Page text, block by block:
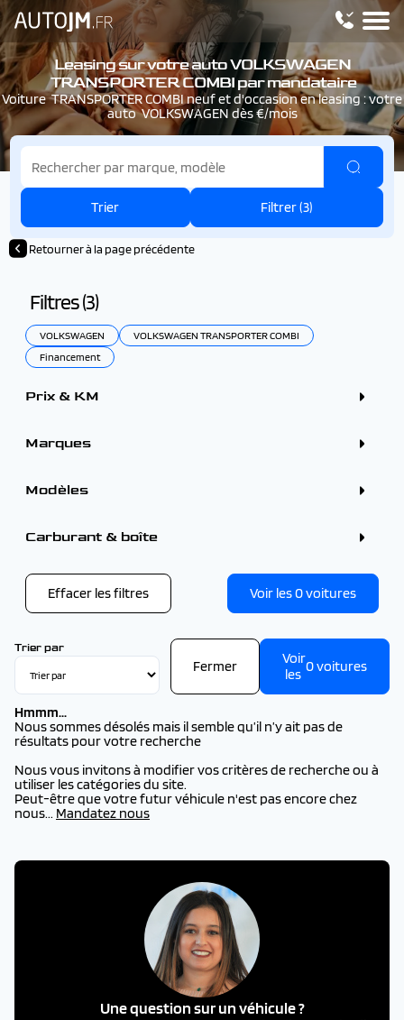
Leasing sur votre auto VOLKSWAGEN
TRANSPORTER COMBI par mandataire
Voiture TRANSPORTER COMBI neuf et d'occasion en leasing : votre
auto VOLKSWAGEN dès €/mois
Trier Filtrer (3)
Retourner à la page précédente
Filtres (3)
VOLKSWAGEN
VOLKSWAGEN TRANSPORTER COMBI
Financement
Prix & KM
Marques
CITROEN (75)
DS (18)
OMODA (1)
RENAULT (92)
TOYOTA (3)
VOLKSWAGEN (1)
VOLVO (1)
Modèles
VOLKSWAGEN
VOLKSWAGEN T-ROC (1)
Carburant & boîte
Effacer les filtres Voir les0voitures
Trier par
Fermer
Voir
les 0voitures
Hmmm...
Nous sommes désolés mais il semble qu’il n’y ait pas de
résultats pour votre recherche
Nous vous invitons à modifier vos critères de recherche ou à
utiliser les catégories du site.
Peut-être que votre futur véhicule n'est pas encore chez
nous... Mandatez nous
Une question sur un véhicule ?